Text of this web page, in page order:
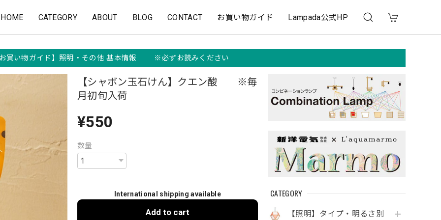
HOME CATEGORY ABOUT BLOG CONTACT お買い物ガイド Lampada公式HP
買い物ガイド】照明・その他 基本情報 ※必ずお読みください
CATEGORY
【照明】タイプ・明るさ別
【シャボン玉石けん】クエン酸 ※毎
月初旬入荷
¥550
数量
International shipping available
Add to cart